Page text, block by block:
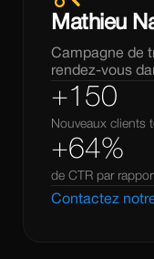
Mathieu
Campagne de
rendez-vous
+150
Nouveaux clients
+64%
de CTR par
Contactez